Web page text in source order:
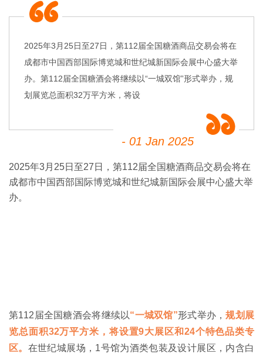
2025年3月25日至27日，第112届全国糖酒商品交易会将在
成都市中国西部国际博览城和世纪城新国际会展中心盛大举
办。第112届全国糖酒会将继续以“一城双馆”形式举办，规
划展览总面积32万平方米，将设
- 01 Jan 2025
2025年3月25日至27日，第112届全国糖酒商品交易会将在
成都市中国西部国际博览城和世纪城新国际会展中心盛大举
办。
第112届全国糖酒会将继续以“一城双馆”形式举办，规划展
览总面积32万平方米，将设置9大展区和24个特色品类专
区。 在世纪城展场，1号馆为酒类包装及设计展区，内含白